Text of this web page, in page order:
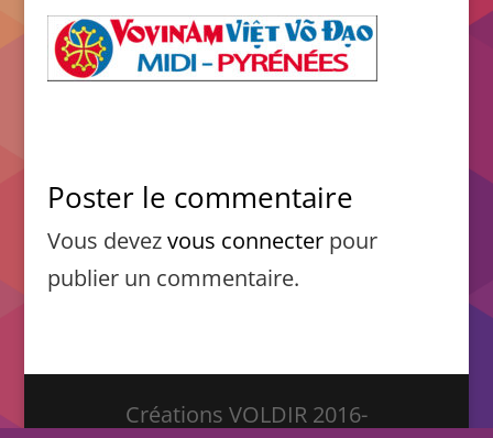
Poster le commentaire
Vous devezvous connecterpour
publier un commentaire.
Créations VOLDIR 2016-